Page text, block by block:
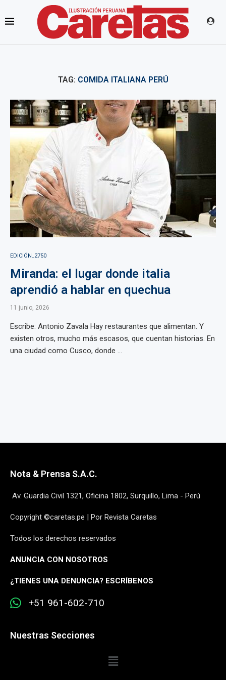
TAG: COMIDA ITALIANA PERÚ
EDICIÓN_2750
Miranda: el lugar donde italia
aprendió a hablar en quechua
11 junio, 2026
Escribe: Antonio Zavala Hay restaurantes que alimentan. Y
existen otros, mucho más escasos, que cuentan historias. En
una ciudad como Cusco, donde ...
Nota & Prensa S.A.C.
Av. Guardia Civil 1321, Oficina 1802, Surquillo, Lima - Perú
Copyright ©caretas.pe | Por Revista Caretas
Todos los derechos reservados
ANUNCIA CON NOSOTROS
¿TIENES UNA DENUNCIA? ESCRÍBENOS
+51 961-602-710
Nuestras Secciones